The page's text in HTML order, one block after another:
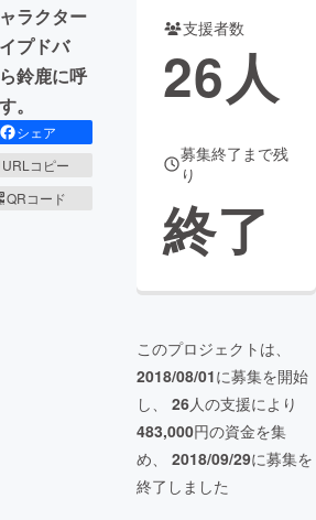
ラクター
プドバ
鈴鹿に呼
。
シェア
URLコピー
QRコード
支援者数
26人
募集終了まで残
り
終了
このプロジェクトは、
2018/08/01に募集を開始
し、 26人の支援により
483,000円の資金を集
め、 2018/09/29に募集を
終了しました